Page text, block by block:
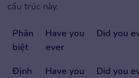
cấu trúc này.
Phân
biệt
Have you
ever
Did you
Định
Have you
Did you